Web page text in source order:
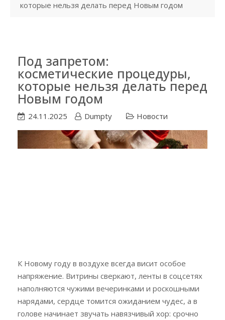
которые нельзя делать перед Новым годом
Под запретом:
косметические процедуры,
которые нельзя делать перед
Новым годом
24.11.2025 Dumpty Новости
К Новому году в воздухе всегда висит особое
напряжение. Витрины сверкают, ленты в соцсетях
наполняются чужими вечеринками и роскошными
нарядами, сердце томится ожиданием чудес, а в
голове начинает звучать навязчивый хор: срочно